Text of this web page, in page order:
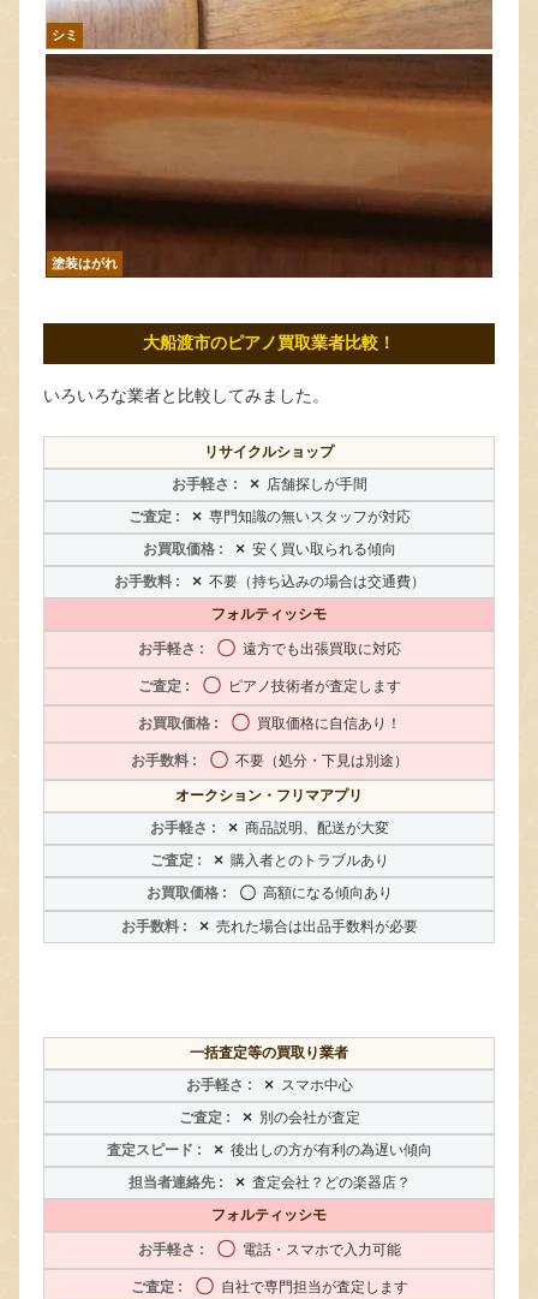
シミ
塗装はがれ
大船渡市のピアノ買取業者比較！
いろいろな業者と比較してみました。
リサイクルショップ
× 店舗探しが手間
× 専門知識の無いスタッフが対応
× 安く買い取られる傾向
× 不要（持ち込みの場合は交通費）
フォルティッシモ
〇 遠方でも出張買取に対応
〇 ピアノ技術者が査定します
〇 買取価格に自信あり！
〇 不要（処分・下見は別途）
オークション・フリマアプリ
× 商品説明、配送が大変
× 購入者とのトラブルあり
〇 高額になる傾向あり
× 売れた場合は出品手数料が必要
一括査定等の買取り業者
× スマホ中心
× 別の会社が査定
× 後出しの方が有利の為遅い傾向
× 査定会社？どの楽器店？
フォルティッシモ
〇 電話・スマホで入力可能
〇 自社で専門担当が査定します